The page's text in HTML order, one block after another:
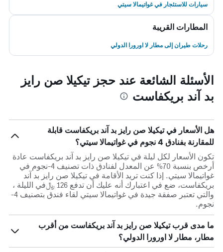
سيارات للاستئجار في غواتيمالا سيتي
المطارات القريبة
رحلات طيران إلى مطار لا اورورا الدولي
الأسئلة الشائعة عند حجز تيكيلا صن رايز
بد آند بريكفاست
هل الأسعار في تيكيلا صن رايز بد آند بريكفاست قابلة
للمقارنة بفنادق 4 نجوم في غواتيمالا سيتي؟
تكون الأسعار لكل ليلة في تيكيلا صن رايز بد آند بريكفاست عادة
أرخص بنسبة 70% عن المعدل لفنادق ذات تصنيف 4-نجوم في
غواتيمالا سيتي. إذا كنت تريد الأقامة في تيكيلا صن رايز بد آند
بريكفاست، ضع في اعتبارك أنه عليك أن تدفع 126 ﷼في الليلة ،
والتي تعتبر صفقة جيدة في غواتيمالا سيتي لقاء فندق بتصنيف 4-
نجوم.
ما مدى قرب تيكيلا صن رايز بد آند بريكفاست من أقرب
مطار، مطار لا اورورا الدولي؟